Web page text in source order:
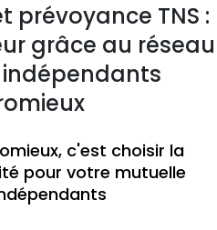
prévoyance TNS :
grâce au réseau
c'est choisir la
pour votre mutuelle